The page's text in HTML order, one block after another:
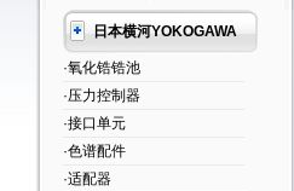
日本横河YOKOGAWA
·氧化锆锆池
·压力控制器
·接口单元
·色谱配件
·适配器